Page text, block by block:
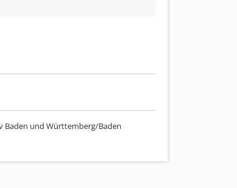
Baden und Württemberg/Baden